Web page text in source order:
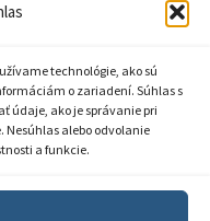
technológie, ako sú
o zariadení. Súhlas s
údaje, ako je správanie pri
Nesúhlas alebo odvolanie
a funkcie.